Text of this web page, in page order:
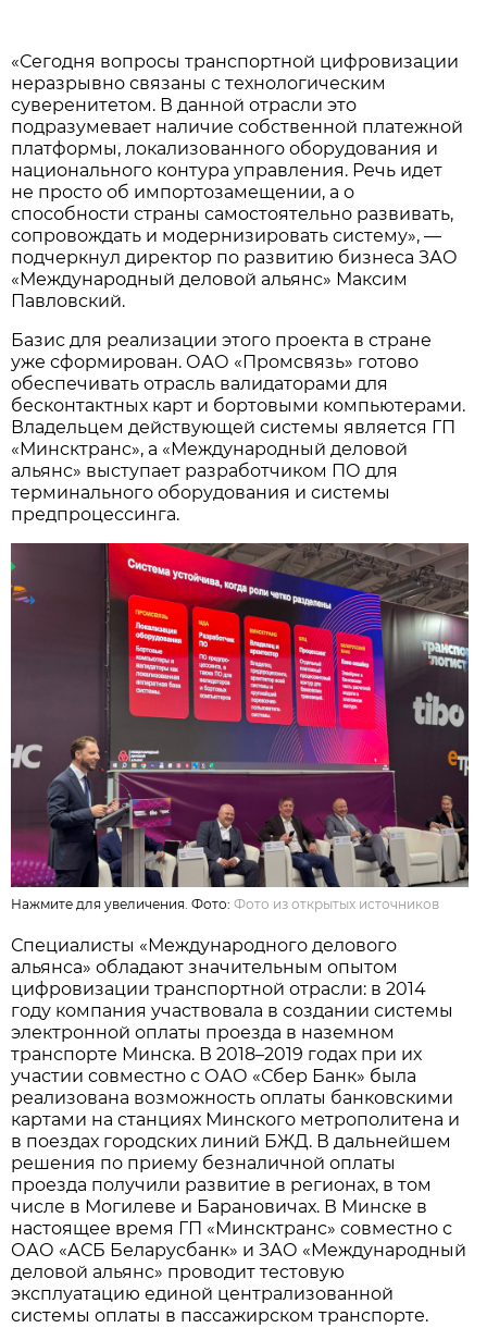
«Сегодня вопросы транспортной цифровизации
неразрывно связаны с технологическим
суверенитетом. В данной отрасли это
подразумевает наличие собственной платежной
платформы, локализованного оборудования и
национального контура управления. Речь идет
не просто об импортозамещении, а о
способности страны самостоятельно развивать,
сопровождать и модернизировать систему», —
подчеркнул директор по развитию бизнеса ЗАО
«Международный деловой альянс» Максим
Павловский.
Базис для реализации этого проекта в стране
уже сформирован. ОАО «Промсвязь» готово
обеспечивать отрасль валидаторами для
бесконтактных карт и бортовыми компьютерами.
Владельцем действующей системы является ГП
«Минсктранс», а «Международный деловой
альянс» выступает разработчиком ПО для
терминального оборудования и системы
предпроцессинга.
Нажмите для увеличения. Фото:Фото из открытых источников
Специалисты «Международного делового
альянса» обладают значительным опытом
цифровизации транспортной отрасли: в 2014
году компания участвовала в создании системы
электронной оплаты проезда в наземном
транспорте Минска. В 2018–2019 годах при их
участии совместно с ОАО «Сбер Банк» была
реализована возможность оплаты банковскими
картами на станциях Минского метрополитена и
в поездах городских линий БЖД. В дальнейшем
решения по приему безналичной оплаты
проезда получили развитие в регионах, в том
числе в Могилеве и Барановичах. В Минске в
настоящее время ГП «Минсктранс» совместно с
ОАО «АСБ Беларусбанк» и ЗАО «Международный
деловой альянс» проводит тестовую
эксплуатацию единой централизованной
системы оплаты в пассажирском транспорте.